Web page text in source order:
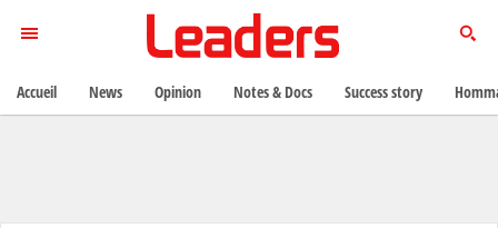
Accueil News Opinion Notes & Docs Success story